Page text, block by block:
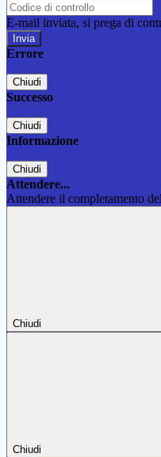
E-mail inviata, si prega di
Errore
Chiudi
Successo
Chiudi
Informazione
Chiudi
Attendere...
Attendere il completamento
Chiudi
Chiudi